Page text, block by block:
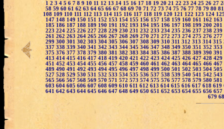
1 2 3 4 5 6 7 8 9 10 11 12 1314 15 16 17 18 19 20 21 22 23 24 25 26 27
58 59 60 61 62 63 64 65 66 67 68 69 70 71 72 73 74 75 76 77 78 79 80
108 109 110 111 112 113 114 115 116 117 118 119 120 121 122 123 124
147 148 149 150 151 152 153 154 155 156 157 158 159 160 161 162 163
185 186 187 188 189 190 191 192 193 194 195 196 197 198 199 200 201
223 224 225 226 227 228 229 230 231 232 233 234 235 236 237 238 239
261 262 263 264 265 266 267 268 269 270 271 272 273 274 275 276 277
299 300 301 302 303 304 305 306 307 308 309 310 311 312 313 314 315
337 338 339 340 341 342 343 344 345 346 347 348 349 350 351 352 353
375 376 377 378 379 380 381 382 383 384 385 386 387 388 389 390 391
413 414 415 416 417 418 419 420 421 422 423 424 425 426 427 428 429
451 452 453 454 455 456 457 458 459 460 461 462 463 464 465 466 467
489 490 491 492 493 494 495 496 497 498 499 500 501 502 503 504 505
527 528 529 530 531 532 533 534 535 536 537 538 539 540 541 542 543
565 566 567 568 569 570 571 572 573 574 575 576 577 578 579 580 581
603 604 605 606 607 608 609 610 611 612 613 614 615 616 617 618 619
641 642 643 644 645 646 647 648 649 650 651 652 653 654 655 656 657
679